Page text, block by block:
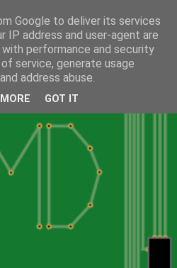
Google to deliver its services
IP address and user-agent are
performance and security
service, generate usage
address abuse.
GOT IT